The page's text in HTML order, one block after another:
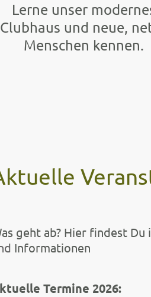
Lerne unser
Clubhaus und neue,
Menschen kennen.
geht ab? Hier findest
Informationen
Termine 2026: